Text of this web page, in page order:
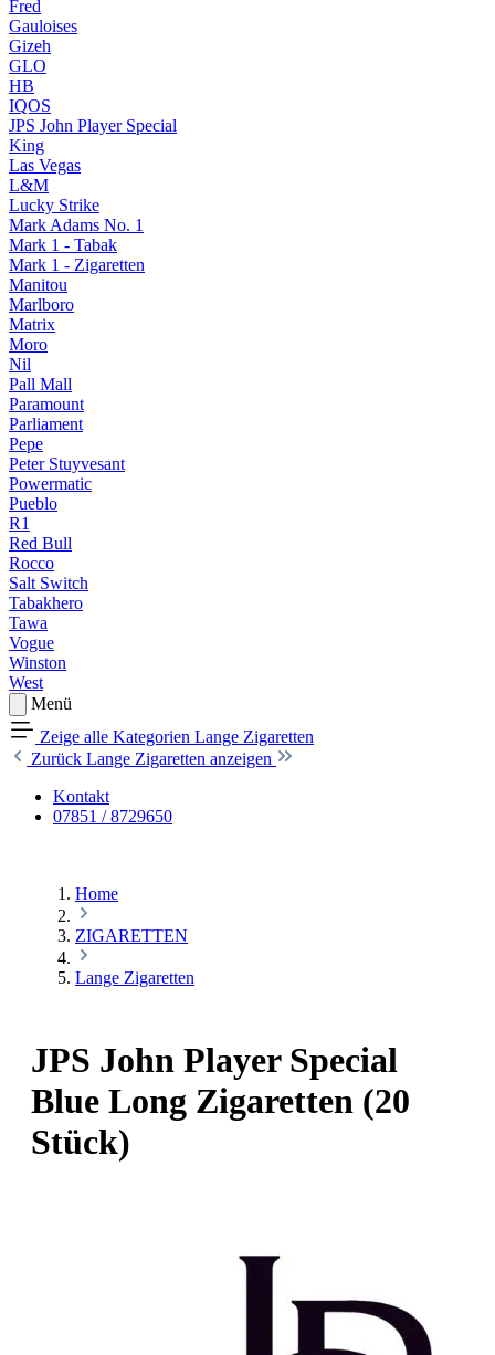
Fred
Gauloises
Gizeh
GLO
HB
IQOS
JPS John Player Special
King
Las Vegas
L&M
Lucky Strike
Mark Adams No. 1
Mark 1 - Tabak
Mark 1 - Zigaretten
Manitou
Marlboro
Matrix
Moro
Nil
Pall Mall
Paramount
Parliament
Pepe
Peter Stuyvesant
Powermatic
Pueblo
R1
Red Bull
Rocco
Salt Switch
Tabakhero
Tawa
Vogue
Winston
West
Menü
Zeige alle Kategorien Lange Zigaretten
Zurück Lange Zigaretten anzeigen
Kontakt
07851 / 8729650
Home
ZIGARETTEN
Lange Zigaretten
JPS John Player Special
Blue Long Zigaretten (20
Stück)